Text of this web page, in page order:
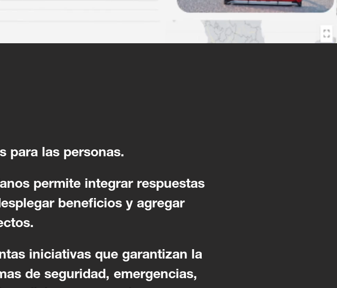
para las personas.
permite integrar respuestas
beneficios y agregar
iniciativas que garantizan la
de seguridad, emergencias,